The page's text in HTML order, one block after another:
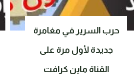
حرب السرير في مغامرة
جديدة لأول مرة على
القناة ماين كرافت